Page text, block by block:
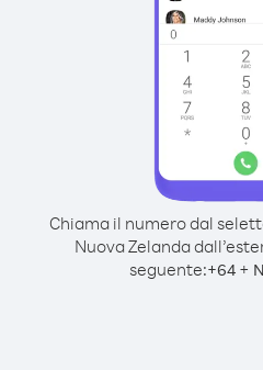
Chiama il numero dal
Nuova Zelanda
seguente:+64+